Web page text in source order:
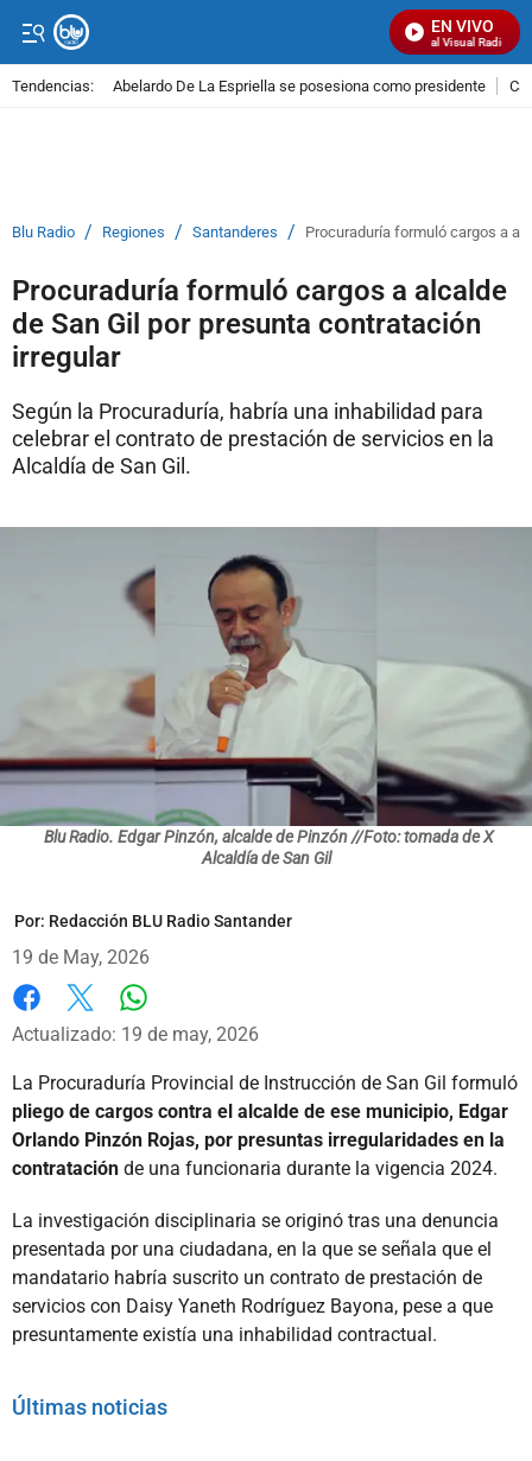
EN VIVO
Señal Visual Radio
Tendencias: Abelardo De La Espriella se posesiona como presidente
Blu Radio / Regiones / Santanderes / Procuraduría formuló cargos a
Procuraduría formuló cargos a alcalde
de San Gil por presunta contratación
irregular
Según la Procuraduría, habría una inhabilidad para
celebrar el contrato de prestación de servicios en la
Alcaldía de San Gil.
Blu Radio. Edgar Pinzón, alcalde de Pinzón //Foto: tomada de X
Alcaldía de San Gil
Por: Redacción BLU Radio Santander
19 de May, 2026
Facebook
X
Actualizado: 19 de may, 2026
La Procuraduría Provincial de Instrucción de San Gil formuló
pliego de cargos contra el alcalde de ese municipio, Edgar
Orlando Pinzón Rojas, por presuntas irregularidades en la
contratación de una funcionaria durante la vigencia 2024.
La investigación disciplinaria se originó tras una denuncia
presentada por una ciudadana, en la que se señala que el
mandatario habría suscrito un contrato de prestación de
servicios con Daisy Yaneth Rodríguez Bayona, pese a que
presuntamente existía una inhabilidad contractual.
Últimas noticias